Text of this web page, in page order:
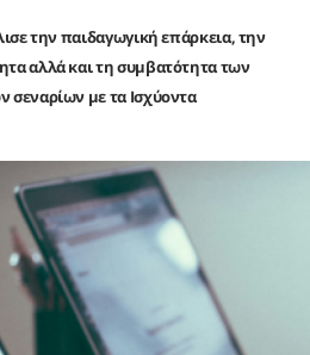
την παιδαγωγική επάρκεια, την
αλλά και τη συμβατότητα των
σεναρίων με τα Ισχύοντα